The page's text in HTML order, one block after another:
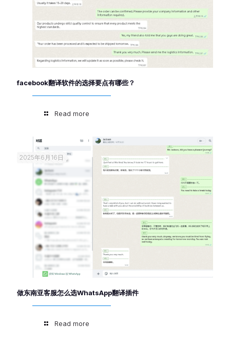
facebook翻译软件的选择要点有哪些？
Read more
2025年6月16日
做东南亚客服怎么选WhatsApp翻译插件
Read more